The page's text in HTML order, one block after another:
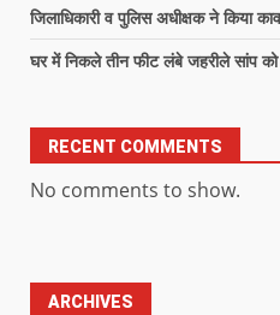
जिलाधिकारी व पुलिस अधीक्षक ने किया
घर में निकले तीन फीट लंबे जहरीले सांप
RECENT COMMENTS
No comments to show.
ARCHIVES